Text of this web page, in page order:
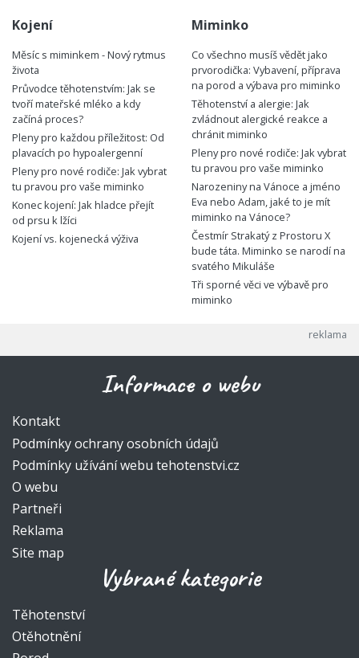
Kojení
Měsíc s miminkem - Nový rytmus
života
Průvodce těhotenstvím: Jak se
tvoří mateřské mléko a kdy
začíná proces?
Pleny pro každou příležitost: Od
plavacích po hypoalergenní
Pleny pro nové rodiče: Jak vybrat
tu pravou pro vaše miminko
Konec kojení: Jak hladce přejít
od prsu k lžíci
Kojení vs. kojenecká výživa
Miminko
Co všechno musíš vědět jako
prvorodička: Vybavení, příprava
na porod a výbava pro miminko
Těhotenství a alergie: Jak
zvládnout alergické reakce a
chránit miminko
Pleny pro nové rodiče: Jak vybrat
tu pravou pro vaše miminko
Narozeniny na Vánoce a jméno
Eva nebo Adam, jaké to je mít
miminko na Vánoce?
Čestmír Strakatý z Prostoru X
bude táta. Miminko se narodí na
svatého Mikuláše
Tři sporné věci ve výbavě pro
miminko
Informace o webu
Kontakt
Podmínky ochrany osobních údajů
Podmínky užívání webu tehotenstvi.cz
O webu
Partneři
Reklama
Site map
Vybrané kategorie
Těhotenství
Otěhotnění